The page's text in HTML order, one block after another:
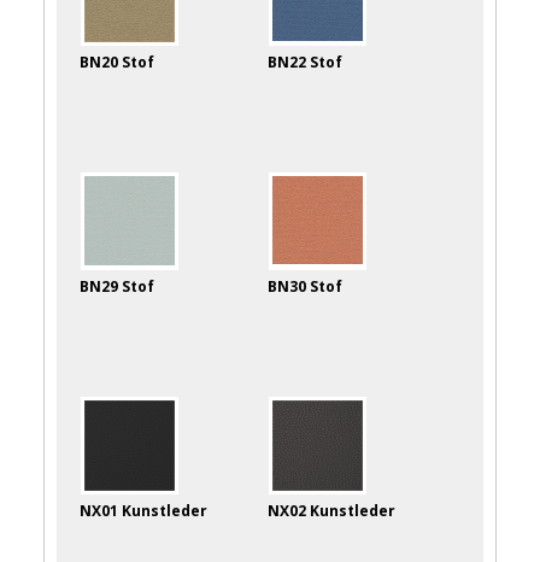
BN20 Stof BN22 Stof
BN29 Stof BN30 Stof
NX01 Kunstleder NX02 Kunstleder